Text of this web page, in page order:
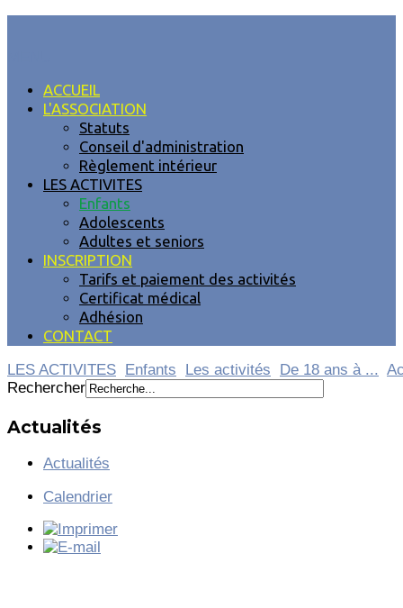
ACCUEIL
L'ASSOCIATION
Statuts
Conseil d'administration
Règlement intérieur
LES ACTIVITES
Enfants
Adolescents
Adultes et seniors
INSCRIPTION
Tarifs et paiement des activités
Certificat médical
Adhésion
CONTACT
LES ACTIVITES
Enfants Les activités De 18 ans à ...
Rechercher
Actualités
Actualités
Calendrier